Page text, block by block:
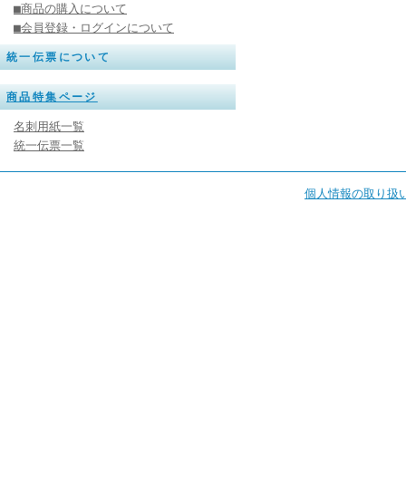
■商品の購入について
■会員登録・ログインについて
統一伝票について
商品特集ページ
名刺用紙一覧
統一伝票一覧
個人情報の取り扱